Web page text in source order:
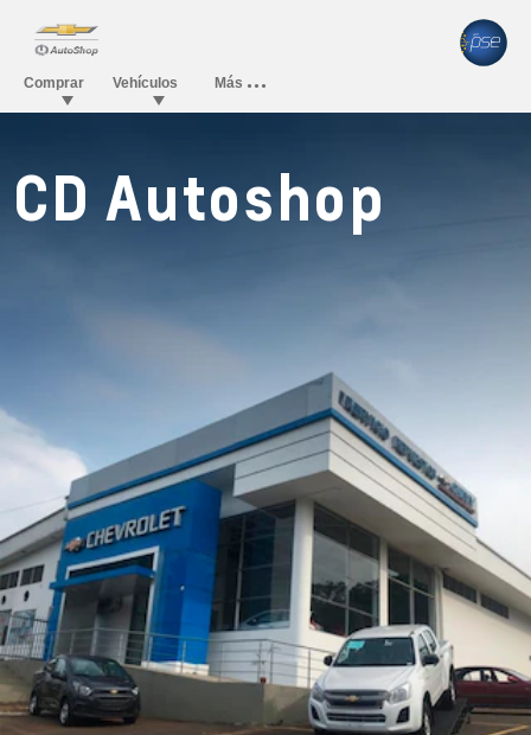
CD Autoshop